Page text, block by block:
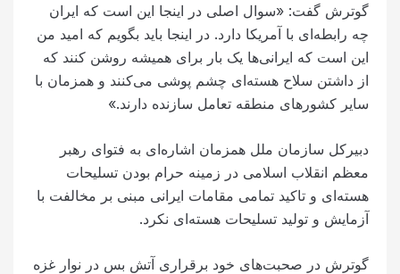
گوترش گفت: «سوال اصلی در اینجا این است که ایران
چه رابطه‌ای با آمریکا دارد. در اینجا باید بگویم که امید من
این است که ایرانی‌ها یک بار برای همیشه روشن کنند که
از داشتن سلاح هسته‌ای چشم پوشی می‌کنند و همزمان با
سایر کشورهای منطقه تعامل سازنده دارند.»
دبیرکل سازمان ملل همزمان اشاره‌ای به فتوای رهبر
معظم انقلاب اسلامی در زمینه حرام بودن تسلیحات
هسته‌ای و تاکید تمامی مقامات ایرانی مبنی بر مخالفت با
آزمایش و تولید تسلیحات هسته‌ای نکرد.
گوترش در صحبت‌های خود برقراری آتش بس در نوار غزه